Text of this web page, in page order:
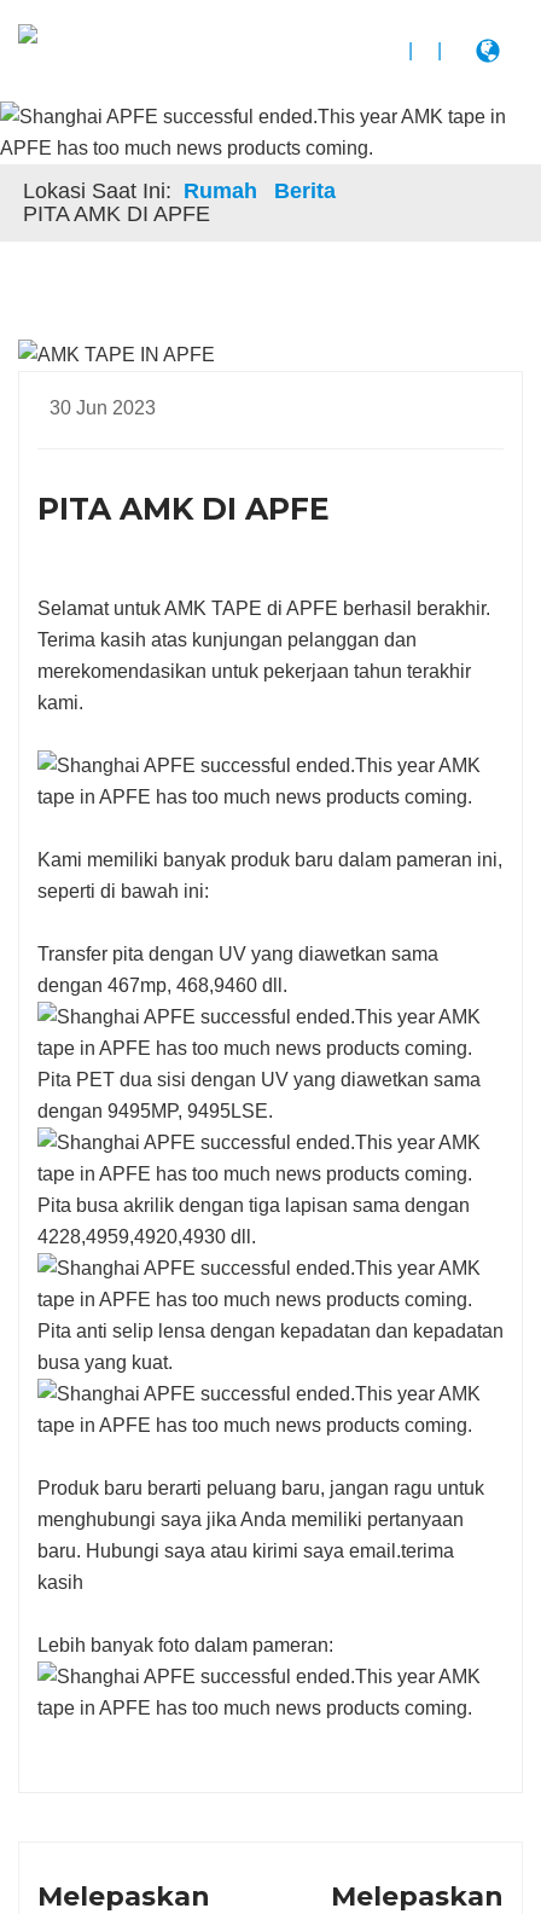
Lokasi Saat Ini: Rumah
Berita
PITA AMK DI APFE
30 Jun 2023
PITA AMK DI APFE
Selamat untuk AMK TAPE di APFE berhasil berakhir.
Terima kasih atas kunjungan pelanggan dan
merekomendasikan untuk pekerjaan tahun terakhir
kami.
Kami memiliki banyak produk baru dalam pameran ini,
seperti di bawah ini:
Transfer pita dengan UV yang diawetkan sama
dengan 467mp, 468,9460 dll.
Pita PET dua sisi dengan UV yang diawetkan sama
dengan 9495MP, 9495LSE.
Pita busa akrilik dengan tiga lapisan sama dengan
4228,4959,4920,4930 dll.
Pita anti selip lensa dengan kepadatan dan kepadatan
busa yang kuat.
Produk baru berarti peluang baru, jangan ragu untuk
menghubungi saya jika Anda memiliki pertanyaan
baru. Hubungi saya atau kirimi saya email.terima
kasih
Lebih banyak foto dalam pameran:
Melepaskan
Melepaskan